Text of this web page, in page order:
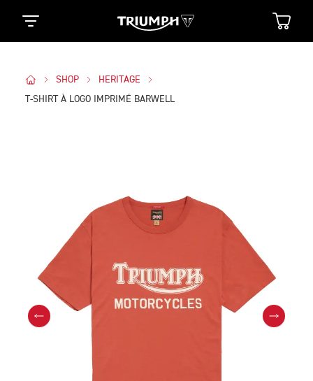
SHOP
HERITAGE
T-SHIRT À LOGO IMPRIMÉ BARWELL